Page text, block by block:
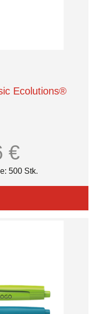
Ecolutions®
€
500 Stk.